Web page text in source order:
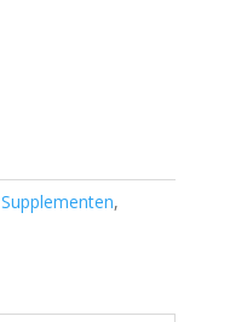
Supplementen,